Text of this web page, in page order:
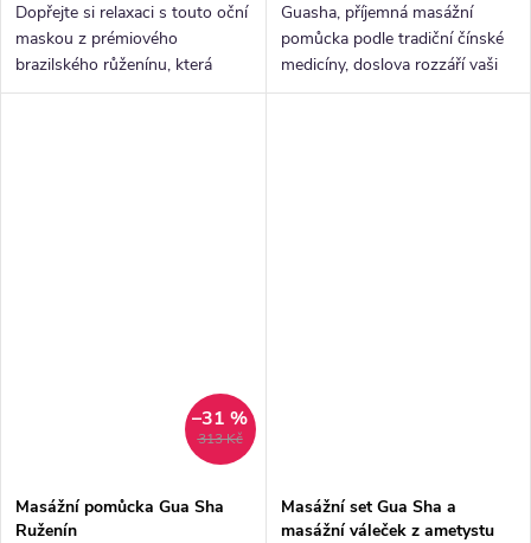
Dopřejte si relaxaci s touto oční
maskou z prémiového
brazilského růženínu, která
pomáhá uvolnit napětí a
Guasha, příjemná masážní
pomůcka podle tradiční čínské
medicíny, doslova rozzáří vaši
tvář i váš den. Její jedinečný tvar
313 Kč
–31 %
Masážní pomůcka Gua Sha
Ruženín
Masážní set Gua Sha a
masážní váleček z ametystu